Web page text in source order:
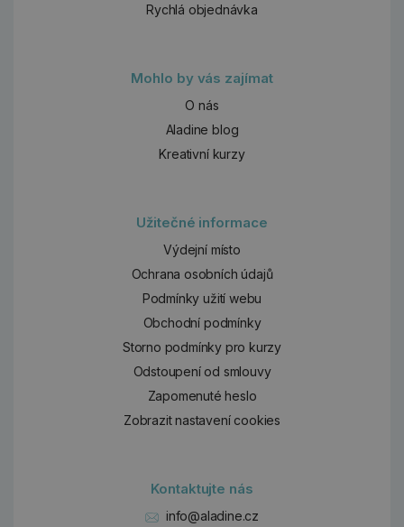
Rychlá objednávka
Mohlo by vás zajímat
O nás
Aladine blog
Kreativní kurzy
Užitečné informace
Výdejní místo
Ochrana osobních údajů
Podmínky užití webu
Obchodní podmínky
Storno podmínky pro kurzy
Odstoupení od smlouvy
Zapomenuté heslo
Zobrazit nastavení cookies
Kontaktujte nás
info@aladine.cz